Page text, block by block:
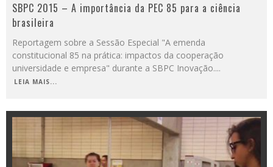
SBPC 2015 – A importância da PEC 85 para a ciência
brasileira
Reportagem sobre a Sessão Especial "A emenda
constitucional 85 na prática: impactos da cooperação
universidade e empresa" durante a SBPC Inovação....
LEIA MAIS...